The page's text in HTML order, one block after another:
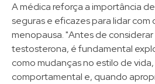
A médica reforça a importância
seguras e eficazes para lidar com
menopausa. "Antes de
testosterona, é fundamental
como mudanças no estilo de
comportamental e, quando